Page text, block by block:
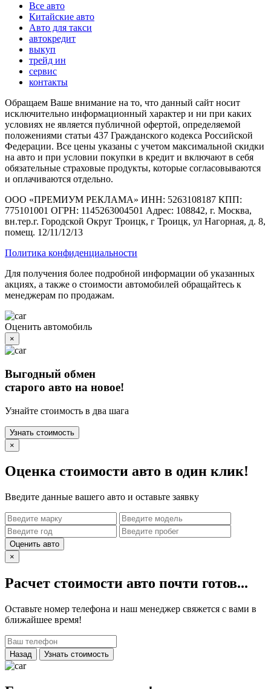
Все авто
Китайские авто
Авто для такси
автокредит
выкуп
трейд ин
сервис
контакты
Обращаем Ваше внимание на то, что данный сайт носит
исключительно информационный характер и ни при каких
условиях не является публичной офертой, определяемой
положениями статьи 437 Гражданского кодекса Российской
Федерации. Все цены указаны с учетом максимальной скидки
на авто и при условии покупки в кредит и включают в себя
обязательные страховые продукты, которые согласовываются
и оплачиваются отдельно.
ООО «ПРЕМИУМ РЕКЛАМА» ИНН: 5263108187 КПП:
775101001 ОГРН: 1145263004501 Адрес: 108842, г. Москва,
вн.тер.г. Городской Округ Троицк, г Троицк, ул Нагорная, д. 8,
помещ. 12/11/12/13
Политика конфиденциальности
Для получения более подробной информации об указанных
акциях, а также о стоимости автомобилей обращайтесь к
менеджерам по продажам.
Оценить автомобиль
×
Выгодный обмен
старого авто на новое!
Узнайте стоимость в два шага
Узнать стоимость
×
Оценка стоимости авто в один клик!
Введите данные вашего авто и оставьте заявку
Оценить авто
×
Расчет стоимости авто почти готов...
Оставьте номер телефона и наш менеджер свяжется с вами в
ближайшее время!
Назад Узнать стоимость